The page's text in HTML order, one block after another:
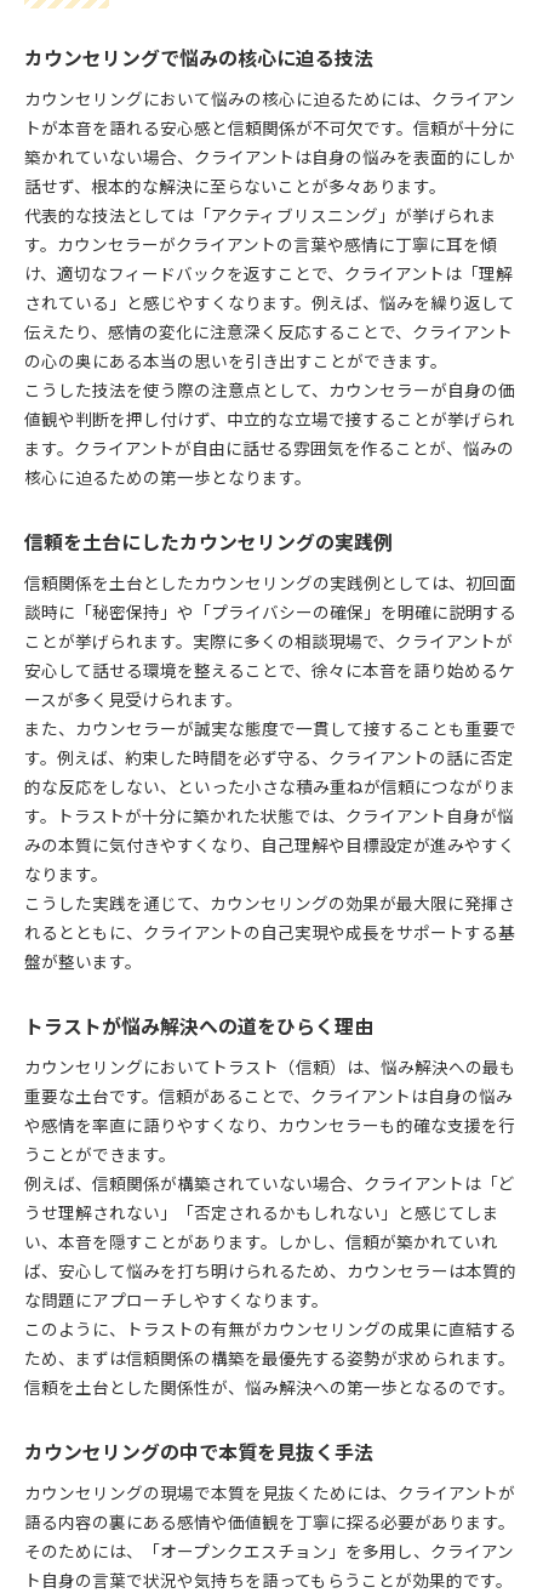
カウンセリングで悩みの核心に迫る技法
カウンセリングにおいて悩みの核心に迫るためには、クライアン
トが本音を語れる安心感と信頼関係が不可欠です。信頼が十分に
築かれていない場合、クライアントは自身の悩みを表面的にしか
話せず、根本的な解決に至らないことが多々あります。
代表的な技法としては「アクティブリスニング」が挙げられま
す。カウンセラーがクライアントの言葉や感情に丁寧に耳を傾
け、適切なフィードバックを返すことで、クライアントは「理解
されている」と感じやすくなります。例えば、悩みを繰り返して
伝えたり、感情の変化に注意深く反応することで、クライアント
の心の奥にある本当の思いを引き出すことができます。
こうした技法を使う際の注意点として、カウンセラーが自身の価
値観や判断を押し付けず、中立的な立場で接することが挙げられ
ます。クライアントが自由に話せる雰囲気を作ることが、悩みの
核心に迫るための第一歩となります。
信頼を土台にしたカウンセリングの実践例
信頼関係を土台としたカウンセリングの実践例としては、初回面
談時に「秘密保持」や「プライバシーの確保」を明確に説明する
ことが挙げられます。実際に多くの相談現場で、クライアントが
安心して話せる環境を整えることで、徐々に本音を語り始めるケ
ースが多く見受けられます。
また、カウンセラーが誠実な態度で一貫して接することも重要で
す。例えば、約束した時間を必ず守る、クライアントの話に否定
的な反応をしない、といった小さな積み重ねが信頼につながりま
す。トラストが十分に築かれた状態では、クライアント自身が悩
みの本質に気付きやすくなり、自己理解や目標設定が進みやすく
なります。
こうした実践を通じて、カウンセリングの効果が最大限に発揮さ
れるとともに、クライアントの自己実現や成長をサポートする基
盤が整います。
トラストが悩み解決への道をひらく理由
カウンセリングにおいてトラスト（信頼）は、悩み解決への最も
重要な土台です。信頼があることで、クライアントは自身の悩み
や感情を率直に語りやすくなり、カウンセラーも的確な支援を行
うことができます。
例えば、信頼関係が構築されていない場合、クライアントは「ど
うせ理解されない」「否定されるかもしれない」と感じてしま
い、本音を隠すことがあります。しかし、信頼が築かれていれ
ば、安心して悩みを打ち明けられるため、カウンセラーは本質的
な問題にアプローチしやすくなります。
このように、トラストの有無がカウンセリングの成果に直結する
ため、まずは信頼関係の構築を最優先する姿勢が求められます。
信頼を土台とした関係性が、悩み解決への第一歩となるのです。
カウンセリングの中で本質を見抜く手法
カウンセリングの現場で本質を見抜くためには、クライアントが
語る内容の裏にある感情や価値観を丁寧に探る必要があります。
そのためには、「オープンクエスチョン」を多用し、クライアン
ト自身の言葉で状況や気持ちを語ってもらうことが効果的です。